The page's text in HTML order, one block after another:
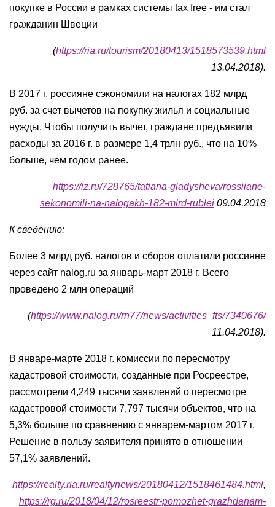
покупке в России в рамках системы tax free - им стал
гражданин Швеции
(https://ria.ru/tourism/20180413/1518573539.html
13.04.2018).
В 2017 г. россияне сэкономили на налогах 182 млрд
руб. за счет вычетов на покупку жилья и социальные
нужды. Чтобы получить вычет, граждане предъявили
расходы за 2016 г. в размере 1,4 трлн руб., что на 10%
больше, чем годом ранее.
https://iz.ru/728765/tatiana-gladysheva/rossiiane-
sekonomili-na-nalogakh-182-mlrd-rublei 09.04.2018
К сведению:
Более 3 млрд руб. налогов и сборов оплатили россияне
через сайт nalog.ru за январь-март 2018 г. Всего
проведено 2 млн операций
(https://www.nalog.ru/rn77/news/activities_fts/7340676/
11.04.2018).
В январе-марте 2018 г. комиссии по пересмотру
кадастровой стоимости, созданные при Росреестре,
рассмотрели 4,249 тысячи заявлений о пересмотре
кадастровой стоимости 7,797 тысячи объектов, что на
5,3% больше по сравнению с январем-мартом 2017 г.
Решение в пользу заявителя принято в отношении
57,1% заявлений.
https://realty.ria.ru/realtynews/20180412/1518461484.html,
https://rg.ru/2018/04/12/rosreestr-pomozhet-grazhdanam-